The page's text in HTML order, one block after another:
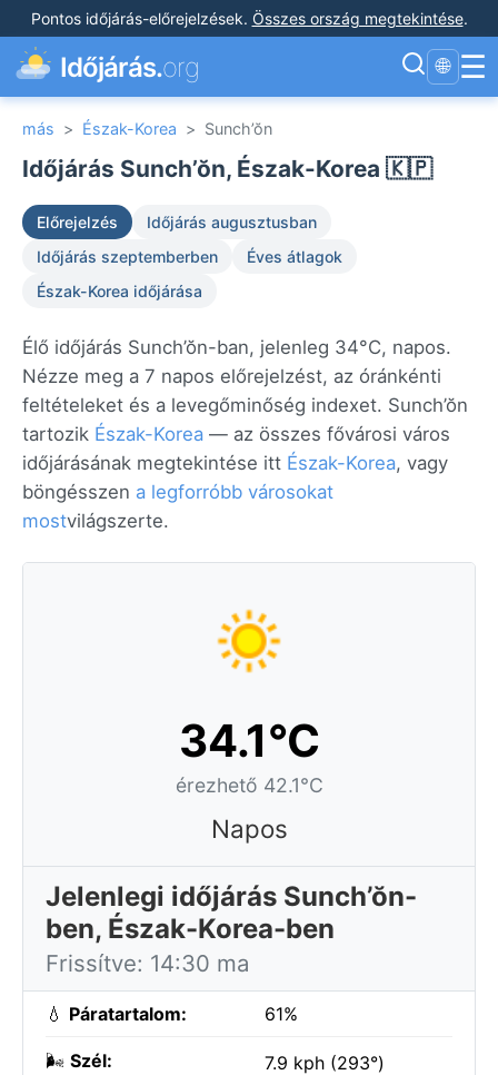
Pontos időjárás-előrejelzések. Összes ország megtekintése.
Időjárás.org 🌐 ☰
más > Észak-Korea > Sunch’ŏn
Időjárás Sunch’ŏn, Észak-Korea 🇰🇵
Előrejelzés
Időjárás augusztusban
Időjárás szeptemberben
Éves átlagok
Észak-Korea időjárása
Élő időjárás Sunch’ŏn-ban, jelenleg 34°C, napos.
Nézze meg a 7 napos előrejelzést, az óránkénti
feltételeket és a levegőminőség indexet. Sunch’ŏn
tartozik Észak-Korea — az összes fővárosi város
időjárásának megtekintése itt Észak-Korea, vagy
böngésszen a legforróbb városokat
mostvilágszerte.
34.1°C
érezhető 42.1°C
Napos
Jelenlegi időjárás Sunch’ŏn-
ben, Észak-Korea-ben
Frissítve: 14:30 ma
💧 Páratartalom: 61%
🌬️ Szél: 7.9 kph (293°)